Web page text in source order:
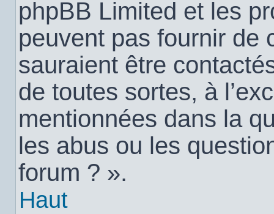
phpBB Limited et les
peuvent pas fournir de
sauraient être
de toutes sortes, à
mentionnées dans la
les abus ou les
forum ? ».
Haut